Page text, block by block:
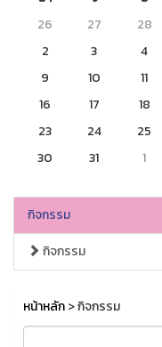
26
27 28
2
3 4
9
10 11
16
17 18
23
24 25
30
31 1
กิจกรรม
กิจกรรม
หน้าหลัก> กิจกรรม